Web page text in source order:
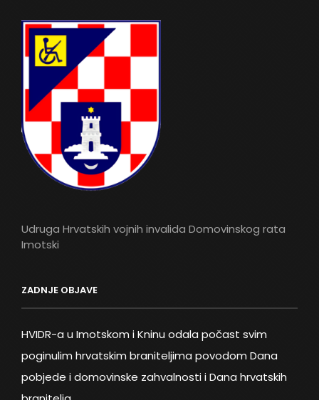
Udruga Hrvatskih vojnih invalida Domovinskog rata
Imotski
ZADNJE OBJAVE
HVIDR-a u Imotskom i Kninu odala počast svim
poginulim hrvatskim braniteljima povodom Dana
pobjede i domovinske zahvalnosti i Dana hrvatskih